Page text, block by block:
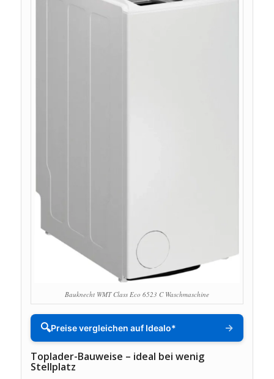
Bauknecht WMT Class Eco 6523 C Waschmaschine
🔍Preise vergleichen auf Idealo* →
Toplader-Bauweise – ideal bei wenig
Stellplatz